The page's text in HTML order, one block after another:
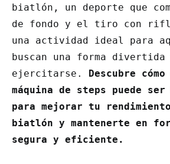
biatlón, un deporte que
de fondo y el tiro con
una actividad ideal para
buscan una forma
ejercitarse. Descubre
máquina de steps puede
para mejorar tu
biatlón y mantenerte en
segura y eficiente.